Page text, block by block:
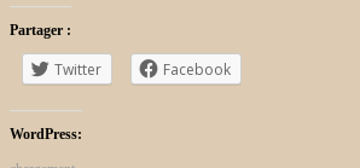
Partager :
Twitter Facebook
WordPress: